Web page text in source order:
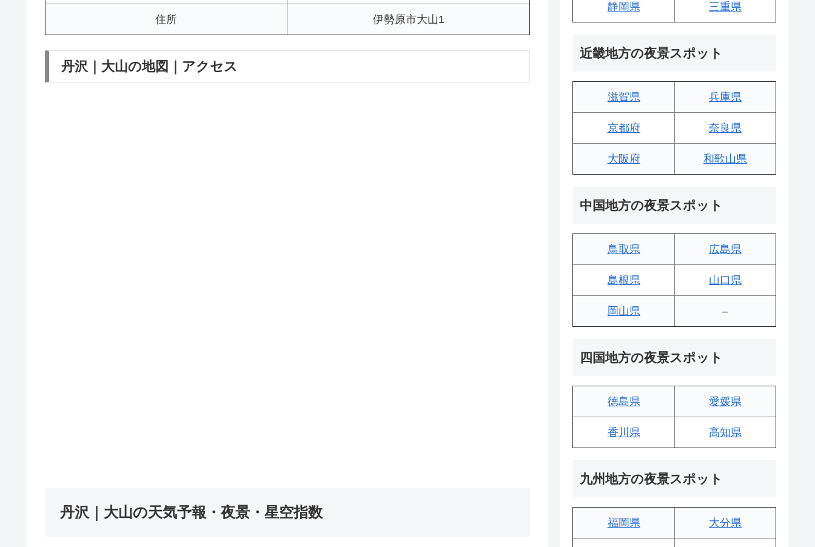
住所 伊勢原市大山1
丹沢｜大山の地図｜アクセス
丹沢｜大山の天気予報・夜景・星空指数
静岡県 三重県
近畿地方の夜景スポット
滋賀県 兵庫県
京都府 奈良県
大阪府 和歌山県
中国地方の夜景スポット
鳥取県 広島県
島根県 山口県
岡山県 –
四国地方の夜景スポット
徳島県 愛媛県
香川県 高知県
九州地方の夜景スポット
福岡県 大分県